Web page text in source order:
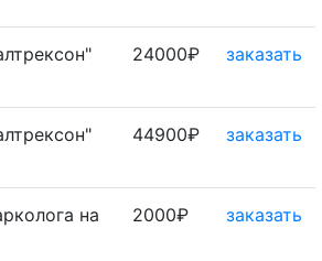
24000₽ заказать
44900₽ заказать
на
2000₽ заказать